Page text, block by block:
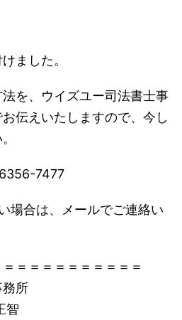
ました。
を、ウイズユー司法書士事
伝えいたしますので、今し
7477
場合は、メールでご連絡い
＝＝＝＝＝＝＝＝＝＝
務所
智